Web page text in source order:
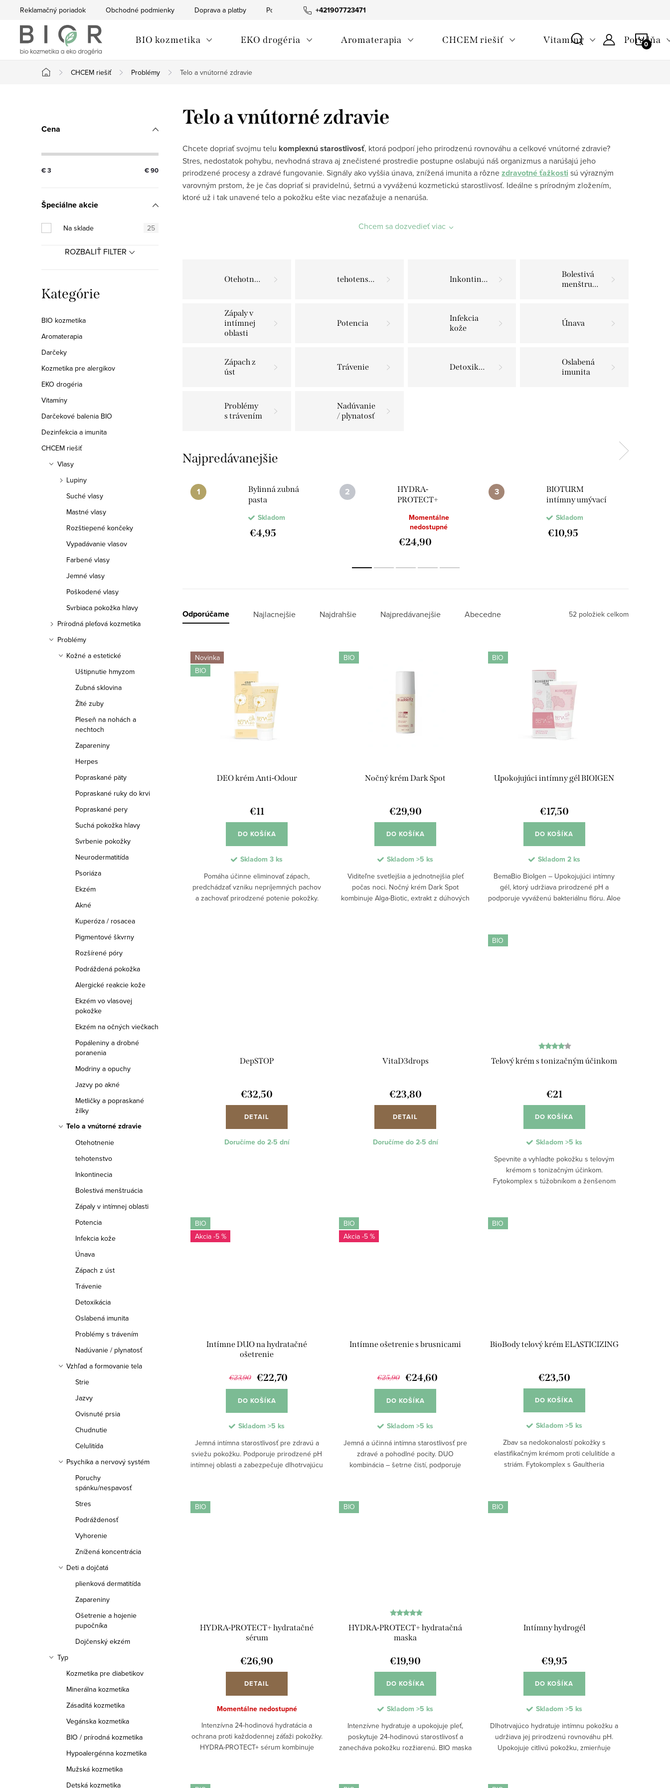
+421907723471
Reklamačný poriadok Obchodné podmienky Doprava a platby Podmienky ochrany osobných údajov
BIO kozmetika EKO drogéria Aromaterapia CHCEM riešiť Vitamíny Poradňa
Domov
CHCEM riešiť Problémy Telo a vnútorné zdravie
o
č
n
p
a
l
Cena
€3 €90
Špeciálne akcie
Na sklade 25
ROZBALIŤ FILTER
Preskočiť
kategórie
Kategórie
BIO kozmetika
Aromaterapia
Darčeky
Kozmetika pre alergikov
EKO drogéria
Vitamíny
Darčekové balenia BIO
Dezinfekcia a imunita
CHCEM riešiť
Vlasy
Lupiny
Suché vlasy
Mastné vlasy
Rozštiepené končeky
Vypadávanie vlasov
Farbené vlasy
Jemné vlasy
Poškodené vlasy
Svrbiaca pokožka hlavy
Prírodná pleťová kozmetika
Problémy
Kožné a estetické
Uštipnutie hmyzom
Zubná sklovina
Žlté zuby
Pleseň na nohách a
nechtoch
Zapareniny
Herpes
Popraskané päty
Popraskané ruky do krvi
Popraskané pery
Suchá pokožka hlavy
Svrbenie pokožky
Neurodermatitída
Psoriáza
Ekzém
Akné
Kuperóza / rosacea
Pigmentové škvrny
Rozšírené póry
Podráždená pokožka
Alergické reakcie kože
Ekzém vo vlasovej
pokožke
Ekzém na očných viečkach
Popáleniny a drobné
poranenia
Modriny a opuchy
Jazvy po akné
Metličky a popraskané
žilky
Telo a vnútorné zdravie
Otehotnenie
tehotenstvo
Inkontinecia
Bolestivá menštruácia
Zápaly v intímnej oblasti
Potencia
Infekcia kože
Únava
Zápach z úst
Trávenie
Detoxikácia
Oslabená imunita
Problémy s trávením
Nadúvanie / plynatosť
Vzhľad a formovanie tela
Strie
Jazvy
Ovisnuté prsia
Chudnutie
Celulitída
Psychika a nervový systém
Poruchy
spánku/nespavosť
Stres
Podráždenosť
Vyhorenie
Znížená koncentrácia
Deti a dojčatá
plienková dermatitída
Zapareniny
Ošetrenie a hojenie
pupočníka
Dojčenský ekzém
Typ
Kozmetika pre diabetikov
Minerálna kozmetika
Zásaditá kozmetika
Vegánska kozmetika
BIO / prírodná kozmetika
Hypoalergénna kozmetika
Mužská kozmetika
Detská kozmetika
Telo a vnútorné zdravie
Chcete dopriať svojmu telu komplexnú starostlivosť, ktorá podporí jeho prirodzenú rovnováhu a celkové vnútorné zdravie?
Stres, nedostatok pohybu, nevhodná strava aj znečistené prostredie postupne oslabujú náš organizmus a narúšajú jeho
prirodzené procesy a zdravé fungovanie. Signály ako vyššia únava, znížená imunita a rôznezdravotné ťažkosti sú výrazným
varovným prstom, že je čas dopriať si pravidelnú, šetrnú a vyváženú kozmetickú starostlivosť. Ideálne s prírodným zložením,
ktoré už i tak unavené telo a pokožku ešte viac nezaťažuje a nenarúša.
Chcem sa dozvedieť viac
Otehotnenie tehotenstvo Inkontinecia
Bolestivá
menštruácia
Zápaly v
intímnej
oblasti
Potencia
Infekcia
kože
Únava
Zápach z
úst
Trávenie Detoxikácia
Oslabená
imunita
Problémy
s trávením
Nadúvanie
/ plynatosť
Najpredávanejšie
Bylinná zubná
pasta
Skladom
€4,95
HYDRA-
PROTECT+
nočný krém
Momentálne
nedostupné
€24,90
BIOTURM
intímny umývací
brusníc
Skladom
€10,95
R
d
Odporúčame Najlacnejšie Najdrahšie Najpredávanejšie Abecedne 52 položiek celkom
VNovinka
BIO
DEO krém Anti-Odour
€11
DO KOŠÍKA
Skladom3 ks
Pomáha účinne eliminovať zápach,
predchádzať vzniku nepríjemných pachov
a zachovať prirodzené potenie pokožky.
BIO
Nočný krém Dark Spot
€29,90
DO KOŠÍKA
Skladom>5 ks
Viditeľne svetlejšia a jednotnejšia pleť
počas noci. Nočný krém Dark Spot
kombinuje Alga-Biotic, extrakt z dúhových
BIO
Upokojujúci intímny gél BIOIGEN
€17,50
DO KOŠÍKA
Skladom 2 ks
BemaBio BioIgen – Upokojujúci intímny
gél, ktorý udržiava prirodzené pH a
podporuje vyváženú bakteriálnu flóru. Aloe
DepSTOP
€32,50
DETAIL
Doručíme do 2-5 dní
VitaD3drops
€23,80
DETAIL
Doručíme do 2-5 dní
BIO
Telový krém s tonizačným účinkom
€21
DO KOŠÍKA
Skladom >5 ks
Spevnite a vyhladte pokožku s telovým
krémom s tonizačným účinkom.
Fytokomplex s túžobníkom a ženšenom
BIO
-5 %
Intímne DUO na hydratačné
ošetrenie
€23,90 €22,70
DO KOŠÍKA
Skladom>5 ks
Jemná intímna starostlivosť pre zdravú a
sviežu pokožku. Podporuje prirodzené pH
intímnej oblasti a zabezpečuje dlhotrvajúcu
BIO
-5 %
Intímne ošetrenie s brusnicami
€25,90 €24,60
DO KOŠÍKA
Skladom>5 ks
Jemná a účinná intímna starostlivosť pre
zdravé a pohodlné pocity. DUO
kombinácia – šetrne čistí, podporuje
BIO
BioBody telový krém ELASTICIZING
€23,50
DO KOŠÍKA
Skladom >5 ks
Zbav sa nedokonalostí pokožky s
elastifikačným krémom proti celulitíde a
striám. Fytokomplex s Gaultheria
BIO
HYDRA-PROTECT+ hydratačné
sérum
€26,90
DETAIL
Momentálne nedostupné
Intenzívna 24-hodinová hydratácia a
ochrana proti každodennej záťaži pokožky.
HYDRA-PROTECT+ sérum kombinuje
BIO
HYDRA-PROTECT+ hydratačná
maska
€19,90
DO KOŠÍKA
Skladom>5 ks
Intenzívne hydratuje a upokojuje pleť,
poskytuje 24-hodinovú starostlivosť a
zanecháva pokožku rozžiarenú. BIO maska
BIO
Intímny hydrogél
€9,95
DO KOŠÍKA
Skladom >5 ks
Dlhotrvajúco hydratuje intímnu pokožku a
udržiava jej prirodzenú rovnováhu pH.
Upokojuje citlivú pokožku, zmierňuje